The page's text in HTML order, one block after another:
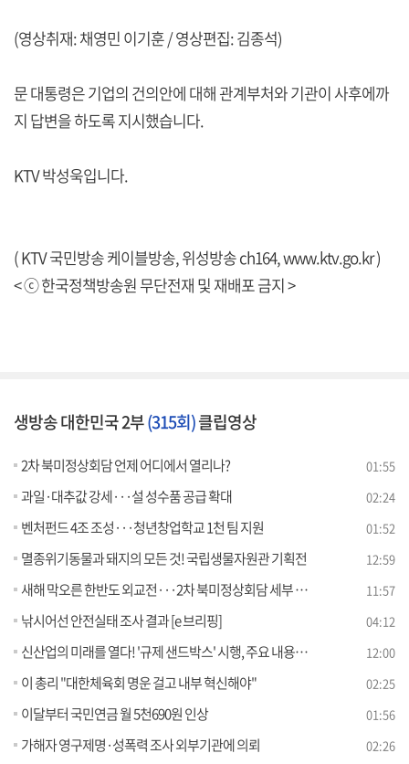
(영상취재: 채영민 이기훈 / 영상편집: 김종석)
문 대통령은 기업의 건의안에 대해 관계부처와 기관이 사후에까
지 답변을 하도록 지시했습니다.
KTV 박성욱입니다.
( KTV 국민방송 케이블방송, 위성방송 ch164,www.ktv.go.kr)
< ⓒ 한국정책방송원 무단전재 및 재배포 금지 >
생방송 대한민국 2부(315회)클립영상
2차 북미정상회담 언제 어디에서 열리나? 01:55
과일·대추값 강세···설 성수품 공급 확대 02:24
벤처펀드 4조 조성···청년창업학교 1천 팀 지원 01:52
멸종위기동물과 돼지의 모든 것! 국립생물자원관 기획전 12:59
새해 막오른 한반도 외교전···2차 북미정상회담 세부 논의 전망은? [라이브 이슈] 11:57
낚시어선 안전실태 조사 결과 [e 브리핑] 04:12
신산업의 미래를 열다! '규제 샌드박스' 시행, 주요 내용은? [정책공감] 12:00
이 총리 "대한체육회 명운 걸고 내부 혁신해야" 02:25
이달부터 국민연금 월 5천690원 인상 01:56
가해자 영구제명·성폭력 조사 외부기관에 의뢰 02:26